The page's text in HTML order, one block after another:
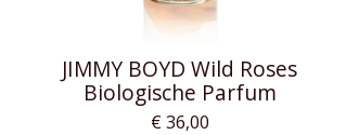
JIMMY BOYD Wild Roses
Biologische Parfum
€ 36,00